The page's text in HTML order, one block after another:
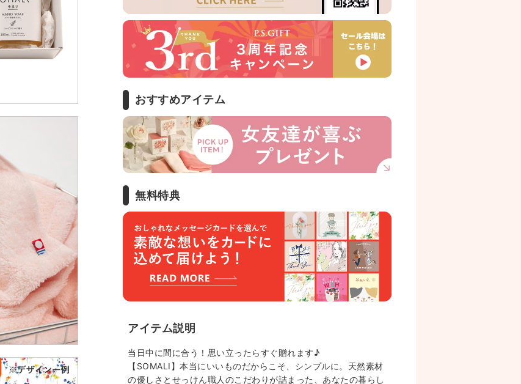
おすすめアイテム
無料特典
アイテム説明
当日中に間に合う！思い立ったらすぐ贈れます♪
【SOMALI】本当にいいものだからこそ、シンプルに。天然素材
の優しさとせっけん職人のこだわりが詰まった、あなたの暮らし